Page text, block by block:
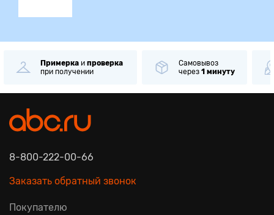
Примерка и проверка
при получении
Самовывоз
через 1 минуту
8-800-222-00-66
Заказать обратный звонок
Покупателю